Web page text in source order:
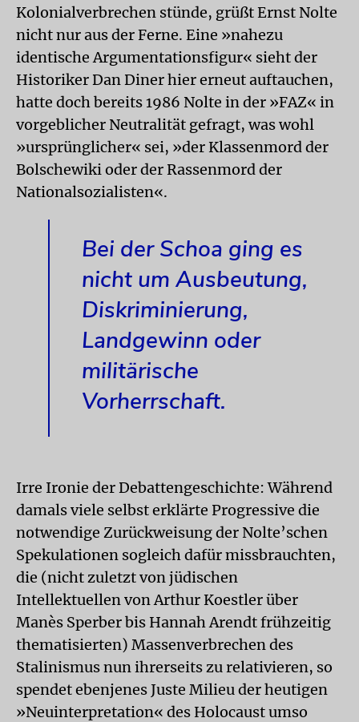
Kolonialverbrechen stünde, grüßt Ernst Nolte
nicht nur aus der Ferne. Eine »nahezu
identische Argumentationsfigur« sieht der
Historiker Dan Diner hier erneut auftauchen,
hatte doch bereits 1986 Nolte in der »FAZ« in
vorgeblicher Neutralität gefragt, was wohl
»ursprünglicher« sei, »der Klassenmord der
Bolschewiki oder der Rassenmord der
Nationalsozialisten«.
Bei der Schoa ging es
nicht um Ausbeutung,
Diskriminierung,
Landgewinn oder
militärische
Vorherrschaft.
Irre Ironie der Debattengeschichte: Während
damals viele selbst erklärte Progressive die
notwendige Zurückweisung der Nolte’schen
Spekulationen sogleich dafür missbrauchten,
die (nicht zuletzt von jüdischen
Intellektuellen von Arthur Koestler über
Manès Sperber bis Hannah Arendt frühzeitig
thematisierten) Massenverbrechen des
Stalinismus nun ihrerseits zu relativieren, so
spendet ebenjenes Juste Milieu der heutigen
»Neuinterpretation« des Holocaust umso